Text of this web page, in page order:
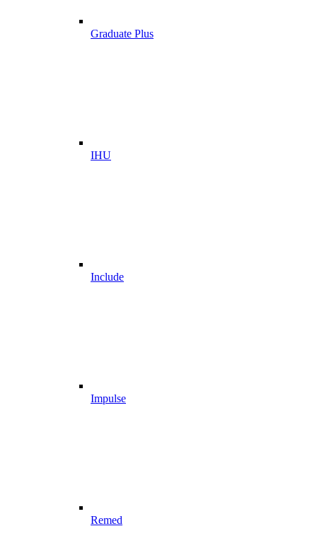
Graduate Plus
IHU
Include
Impulse
Remed